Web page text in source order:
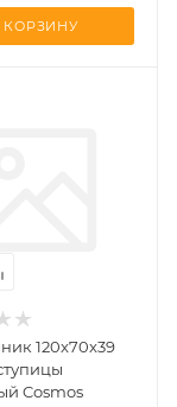
КОРЗИНУ
120x70x39
наружный Cosmos